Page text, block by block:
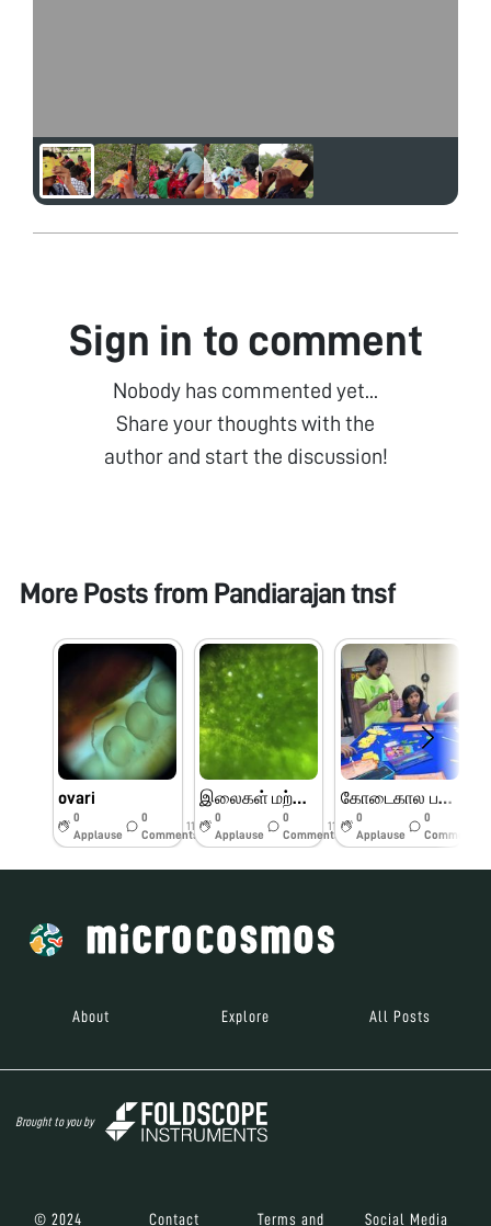
Sign in to comment
Nobody has commented yet...
Share your thoughts with the
author and start the discussion!
More Posts from Pandiarajan tnsf
ovari
0
Applause
0
Comments
11w
இலைகள் மற்றும் பூக்களின் பாகங்கள்
0
Applause
0
Comments
11w
கோடைகால பயிற்சி முகாம் பெரியார் அறிவியல் மையம்
0
Applause
0
Comments
About Explore All Posts
Brought to you by
© 2024 Contact Terms and Social Media